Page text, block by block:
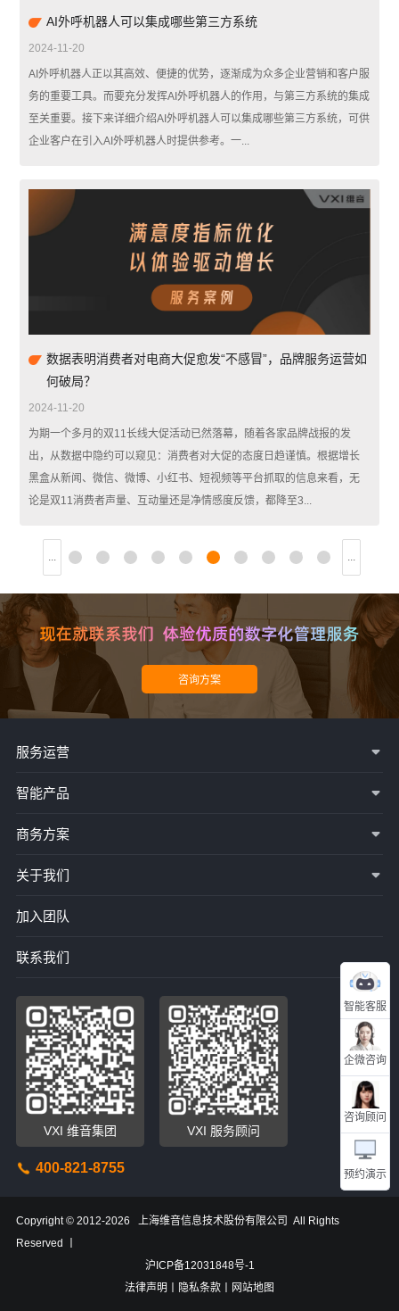
AI外呼机器人可以集成哪些第三方系统
2024-11-20
AI外呼机器人正以其高效、便捷的优势，逐渐成为众多企业营销和客户服
务的重要工具。而要充分发挥AI外呼机器人的作用，与第三方系统的集成
至关重要。接下来详细介绍AI外呼机器人可以集成哪些第三方系统，可供
企业客户在引入AI外呼机器人时提供参考。一...
数据表明消费者对电商大促愈发“不感冒”，品牌服务运营如
何破局？
2024-11-20
为期一个多月的双11长线大促活动已然落幕，随着各家品牌战报的发
出，从数据中隐约可以窥见：消费者对大促的态度日趋谨慎。根据增长
黑盒从新闻、微信、微博、小红书、短视频等平台抓取的信息来看，无
论是双11消费者声量、互动量还是净情感度反馈，都降至3...
19 20 21 22 23 24 25 26 27 28
智能客服
企微咨询
咨询顾问
预约演示
服务运营
智能产品
商务方案
关于我们
加入团队
联系我们
VXI 维音集团 VXI 服务顾问
400-821-8755
Copyright © 2012-2026 上海维音信息技术股份有限公司 All Rights
Reserved 丨
沪ICP备12031848号-1
法律声明 丨隐私条款 丨网站地图